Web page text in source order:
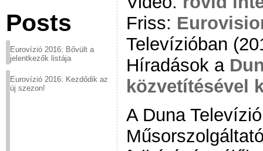
Posts
Eurovízió 2016: Bővült a
jelentkezők listája
Eurovízió 2016: Kezdődik az
új szezon!
Friss:
Televízióban
Híradások a
közvetítésével
A Duna